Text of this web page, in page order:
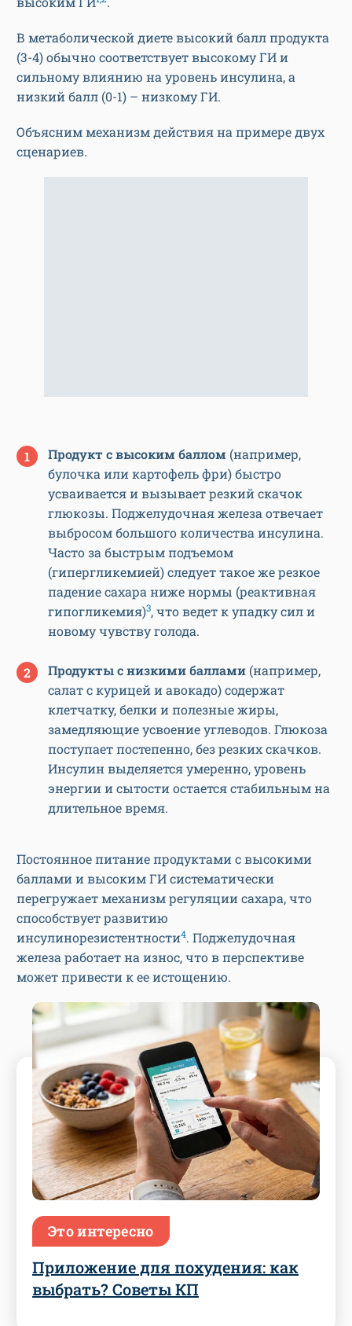
В метаболической диете высокий балл продукта
(3-4) обычно соответствует высокому ГИ и
сильному влиянию на уровень инсулина, а
низкий балл (0-1) – низкому ГИ.
Объясним механизм действия на примере двух
сценариев.
Продукт с высоким баллом (например,
булочка или картофель фри) быстро
усваивается и вызывает резкий скачок
глюкозы. Поджелудочная железа отвечает
выбросом большого количества инсулина.
Часто за быстрым подъемом
(гипергликемией) следует такое же резкое
падение сахара ниже нормы (реактивная
гипогликемия)3, что ведет к упадку сил и
новому чувству голода.
Продукты с низкими баллами (например,
салат с курицей и авокадо) содержат
клетчатку, белки и полезные жиры,
замедляющие усвоение углеводов. Глюкоза
поступает постепенно, без резких скачков.
Инсулин выделяется умеренно, уровень
энергии и сытости остается стабильным на
длительное время.
Постоянное питание продуктами с высокими
баллами и высоким ГИ систематически
перегружает механизм регуляции сахара, что
способствует развитию
инсулинорезистентности4. Поджелудочная
железа работает на износ, что в перспективе
может привести к ее истощению.
Это интересно
Приложение для похудения: как
выбрать? Советы КП